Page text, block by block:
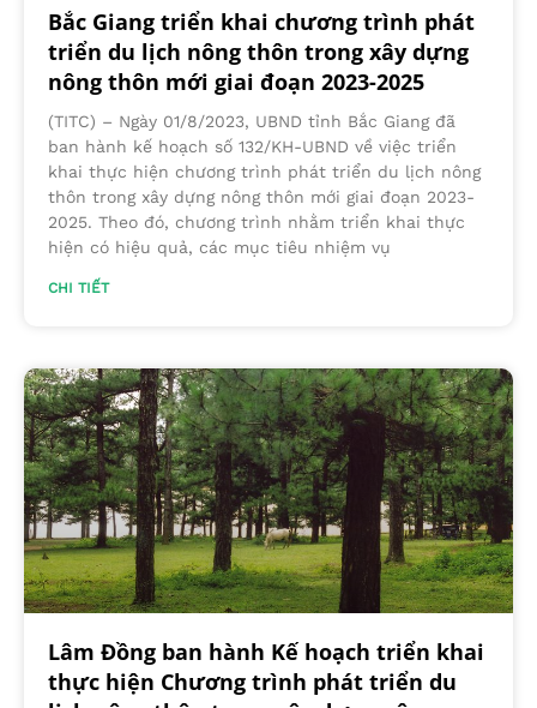
Bắc Giang triển khai chương trình phát
triển du lịch nông thôn trong xây dựng
nông thôn mới giai đoạn 2023-2025
(TITC) – Ngày 01/8/2023, UBND tỉnh Bắc Giang đã
ban hành kế hoạch số 132/KH-UBND về việc triển
khai thực hiện chương trình phát triển du lịch nông
thôn trong xây dựng nông thôn mới giai đoạn 2023-
2025. Theo đó, chương trình nhằm triển khai thực
hiện có hiệu quả, các mục tiêu nhiệm vụ
CHI TIẾT
Lâm Đồng ban hành Kế hoạch triển khai
thực hiện Chương trình phát triển du